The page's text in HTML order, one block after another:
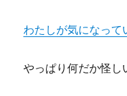
わたしが気になって
やっぱり何だか怪し